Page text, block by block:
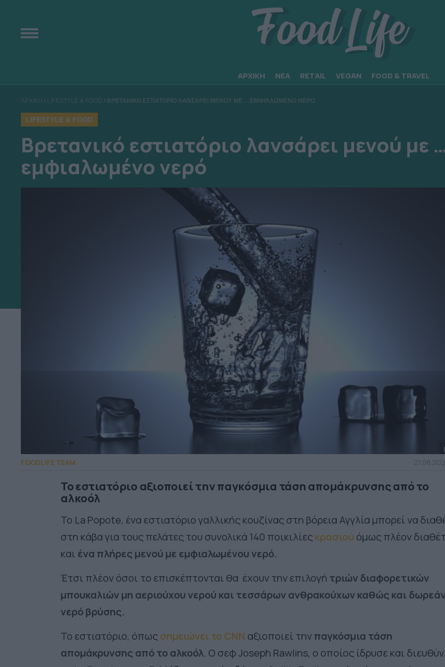
ΑΡΧΙΚΗ ΝΕΑ RETAIL VEGAN FOOD & TRAVEL
ΑΡΧΙΚΗ / LIFESTYLE & FOOD / ΒΡΕΤΑΝΙΚΟ ΕΣΤΙΑΤΟΡΙΟ ΛΑΝΣΑΡΕΙ ΜΕΝΟΥ ΜΕ …ΕΜΦΙΑΛΩΜΕΝΟ ΝΕΡΟ
LIFESTYLE & FOOD
Βρετανικό εστιατόριο λανσάρει μενού με
εμφιαλωμένο νερό
FOODLIFE TEAM
Το εστιατόριο αξιοποιεί την παγκόσμια τάση απομάκρυνσης από το
αλκοόλ
Το La Popote, ένα εστιατόριο γαλλικής κουζίνας στη βόρεια Αγγλία μπορεί να
στη κάβα για τους πελάτες του συνολικά 140 ποικιλίεςκρασιού όμως πλέον
και ένα πλήρες μενού με εμφιαλωμένου νερό.
Έτσι πλέον όσοι το επισκέπτονται θα έχουν την επιλογή τριών διαφορετικών
μπουκαλιών μη αεριούχου νερού και τεσσάρων ανθρακούχων καθώς και
νερό βρύσης.
Το εστιατόριο, όπωςσημειώνει το CNN αξιοποιεί τηνπαγκόσμια τάση
απομάκρυνσης από το αλκοόλ. Ο σεφ Joseph Rawlins, ο οποίος ίδρυσε και